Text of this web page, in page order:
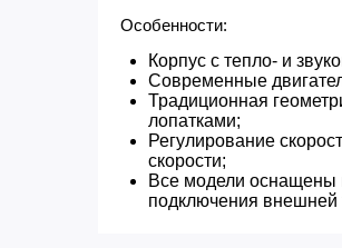
Особенности:​
Корпус с тепло- и
Современные
Традиционная
лопатками;
Регулирование
скорости;
Все модели оснащены
подключения